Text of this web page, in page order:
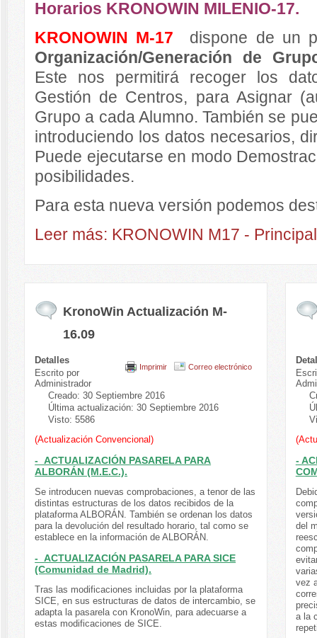
Horarios KRONOWIN MILENIO-17.
KRONOWIN M-17
dispone de un
Organización/Generación de
Este nos permitirá recoger los
Gestión de Centros, para Asignar
Grupo a cada Alumno. También se
introduciendo los datos necesarios,
Puede ejecutarse en modo
posibilidades.
Para esta nueva versión podemos
Leer más: KRONOWIN M17 -
KronoWin Actualización M-
16.09
Imprimir Correo electrónico
Detalles
Escrito por
Administrador
Creado: 30 Septiembre 2016
Última actualización: 30 Septiembre 2016
Visto: 5586
(Actualización Convencional)
- ACTUALIZACIÓN PASARELA PARA
ALBORÁN (M.E.C.).
Se introducen nuevas comprobaciones, a tenor de las
distintas estructuras de los datos recibidos de la
plataforma ALBORÁN. También se ordenan los datos
para la devolución del resultado horario, tal como se
establece en la información de ALBORÁN.
- ACTUALIZACIÓN PASARELA PARA SICE
(Comunidad de Madrid).
Tras las modificaciones incluidas por la plataforma
SICE, en sus estructuras de datos de intercambio, se
adapta la pasarela con KronoWin, para adecuarse a
estas modificaciones de SICE.
-
del
vez
a la